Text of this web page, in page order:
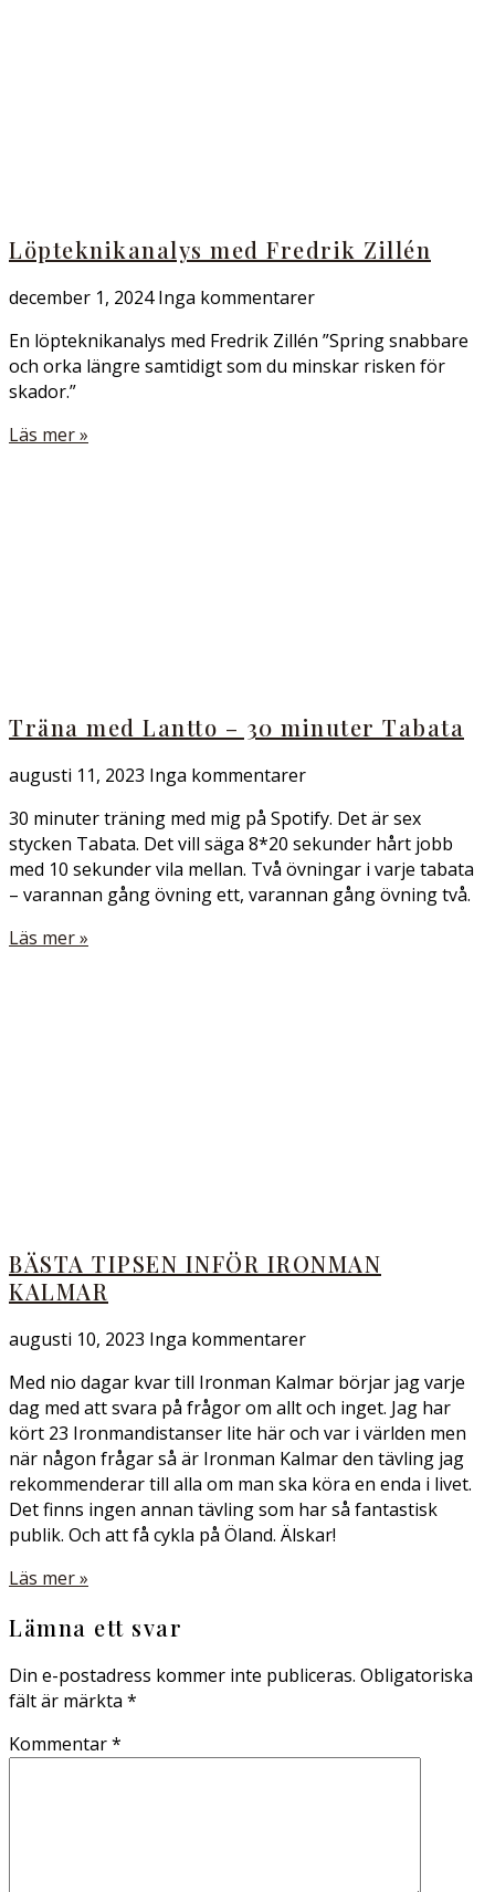
Löpteknikanalys med Fredrik Zillén
december 1, 2024Inga kommentarer
En löpteknikanalys med Fredrik Zillén ”Spring snabbare
och orka längre samtidigt som du minskar risken för
skador.”
Läs mer »
Träna med Lantto – 30 minuter Tabata
augusti 11, 2023 Inga kommentarer
30 minuter träning med mig på Spotify. Det är sex
stycken Tabata. Det vill säga 8*20 sekunder hårt jobb
med 10 sekunder vila mellan. Två övningar i varje tabata
– varannan gång övning ett, varannan gång övning två.
Läs mer »
BÄSTA TIPSEN INFÖR IRONMAN
KALMAR
augusti 10, 2023 Inga kommentarer
Med nio dagar kvar till Ironman Kalmar börjar jag varje
dag med att svara på frågor om allt och inget. Jag har
kört 23 Ironmandistanser lite här och var i världen men
när någon frågar så är Ironman Kalmar den tävling jag
rekommenderar till alla om man ska köra en enda i livet.
Det finns ingen annan tävling som har så fantastisk
publik. Och att få cykla på Öland. Älskar!
Läs mer »
Lämna ett svar
Din e-postadress kommer inte publiceras. Obligatoriska
fält är märkta *
Kommentar*